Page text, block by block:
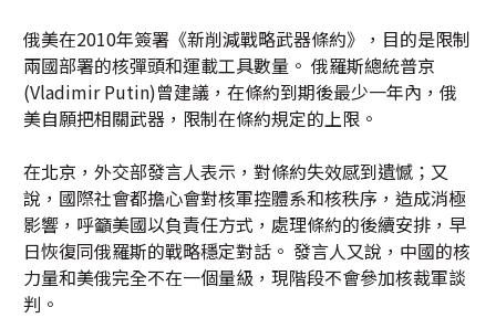
俄美在2010年簽署《新削減戰略武器條約》，目的是限制
兩國部署的核彈頭和運載工具數量。 俄羅斯總統普京
(Vladimir Putin)曾建議，在條約到期後最少一年內，俄
美自願把相關武器，限制在條約規定的上限。
在北京，外交部發言人表示，對條約失效感到遺憾；又
說，國際社會都擔心會對核軍控體系和核秩序，造成消極
影響，呼籲美國以負責任方式，處理條約的後續安排，早
日恢復同俄羅斯的戰略穩定對話。 發言人又說，中國的核
力量和美俄完全不在一個量級，現階段不會參加核裁軍談
判。